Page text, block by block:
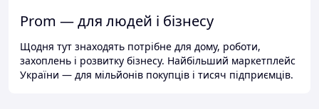
Prom — для людей і бізнесу
Щодня тут знаходять потрібне для дому, роботи,
захоплень і розвитку бізнесу. Найбільший маркетплейс
України — для мільйонів покупців і тисяч підприємців.